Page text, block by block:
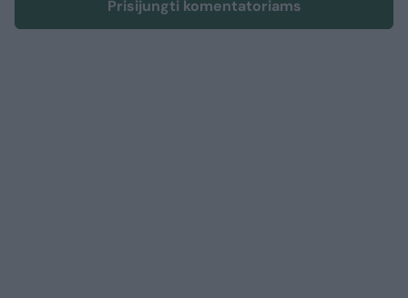
Prisijungti komentatoriams